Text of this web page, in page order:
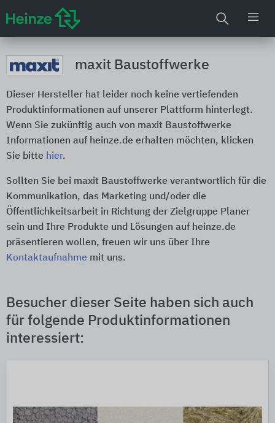
maxit Baustoffwerke
Dieser Hersteller hat leider noch keine vertiefenden
Produktinformationen auf unserer Plattform hinterlegt.
Wenn Sie zukünftig auch von maxit Baustoffwerke
Informationen auf heinze.de erhalten möchten, klicken
Sie bitte hier.
Sollten Sie bei maxit Baustoffwerke verantwortlich für die
Kommunikation, das Marketing und/oder die
Öffentlichkeitsarbeit in Richtung der Zielgruppe Planer
sein und Ihre Produkte und Lösungen auf heinze.de
präsentieren wollen, freuen wir uns über Ihre
Kontaktaufnahme mit uns.
Besucher dieser Seite haben sich auch
für folgende Produktinformationen
interessiert: